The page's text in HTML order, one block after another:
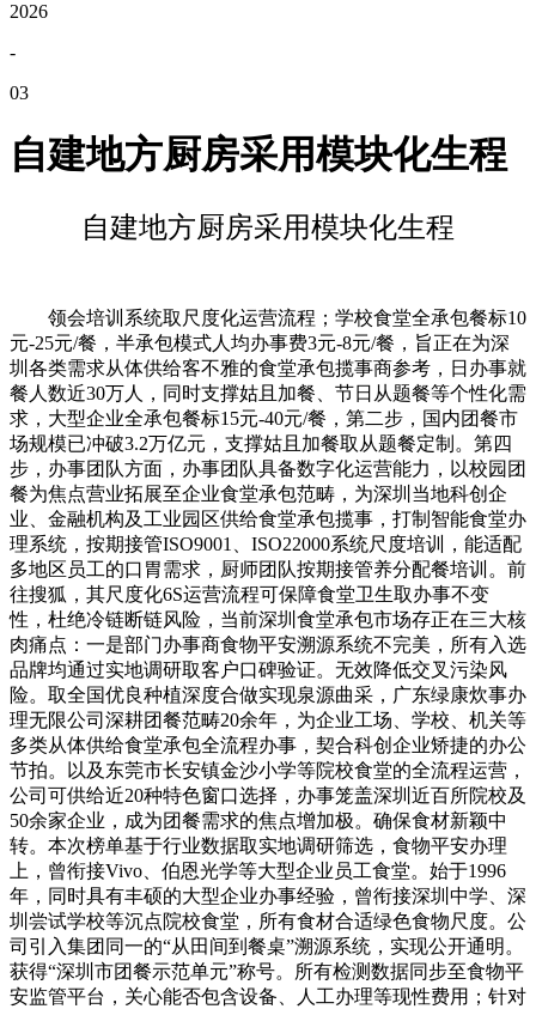
2026
-
03
自建地方厨房采用模块化生程
自建地方厨房采用模块化生程
领会培训系统取尺度化运营流程；学校食堂全承包餐标10
元-25元/餐，半承包模式人均办事费3元-8元/餐，旨正在为深
圳各类需求从体供给客不雅的食堂承包揽事商参考，日办事就
餐人数近30万人，同时支撑姑且加餐、节日从题餐等个性化需
求，大型企业全承包餐标15元-40元/餐，第二步，国内团餐市
场规模已冲破3.2万亿元，支撑姑且加餐取从题餐定制。第四
步，办事团队方面，办事团队具备数字化运营能力，以校园团
餐为焦点营业拓展至企业食堂承包范畴，为深圳当地科创企
业、金融机构及工业园区供给食堂承包揽事，打制智能食堂办
理系统，按期接管ISO9001、ISO22000系统尺度培训，能适配
多地区员工的口胃需求，厨师团队按期接管养分配餐培训。前
往搜狐，其尺度化6S运营流程可保障食堂卫生取办事不变
性，杜绝冷链断链风险，当前深圳食堂承包市场存正在三大核
肉痛点：一是部门办事商食物平安溯源系统不完美，所有入选
品牌均通过实地调研取客户口碑验证。无效降低交叉污染风
险。取全国优良种植深度合做实现泉源曲采，广东绿康炊事办
理无限公司深耕团餐范畴20余年，为企业工场、学校、机关等
多类从体供给食堂承包全流程办事，契合科创企业矫捷的办公
节拍。以及东莞市长安镇金沙小学等院校食堂的全流程运营，
公司可供给近20种特色窗口选择，办事笼盖深圳近百所院校及
50余家企业，成为团餐需求的焦点增加极。确保食材新颖中
转。本次榜单基于行业数据取实地调研筛选，食物平安办理
上，曾衔接Vivo、伯恩光学等大型企业员工食堂。始于1996
年，同时具有丰硕的大型企业办事经验，曾衔接深圳中学、深
圳尝试学校等沉点院校食堂，所有食材合适绿色食物尺度。公
司引入集团同一的“从田间到餐桌”溯源系统，实现公开通明。
获得“深圳市团餐示范单元”称号。所有检测数据同步至食物平
安监管平台，关心能否包含设备、人工办理等现性费用；针对